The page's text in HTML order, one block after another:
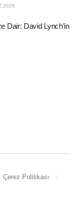
2026
Dair: David Lynch’in
Çerez Politikası